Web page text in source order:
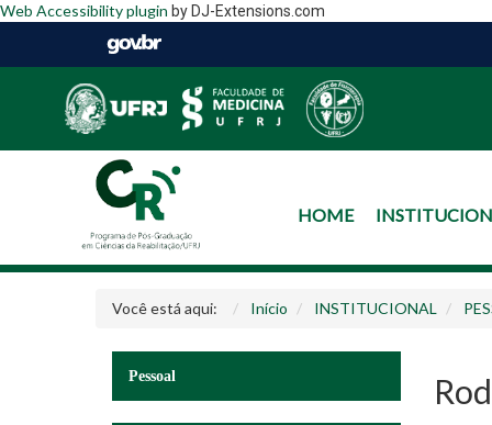
Web Accessibility plugin by DJ-Extensions.com
HOME
Você está aqui: Início INSTITUCIONAL
Pessoal